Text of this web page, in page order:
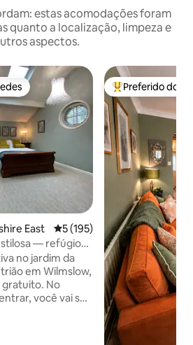
estas acomodações foram
quanto a localização, limpeza e
aspectos.
dos hóspedes
East 5 de uma avaliação média de
5 (195)
— refúgio
no jardim da
em Wilmslow,
No
você vai se
Entre os
Preferido dos